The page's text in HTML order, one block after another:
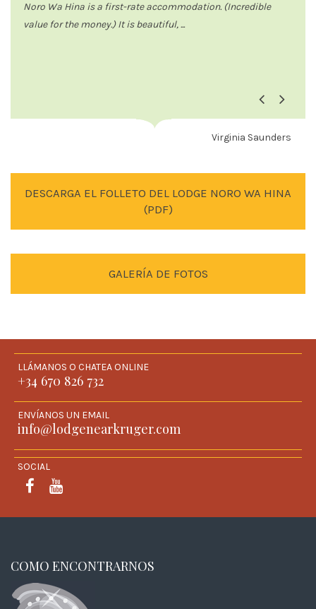
Noro Wa Hina is a first-rate accommodation. (Incredible
value for the money.) It is beautiful, ...
Virginia Saunders
Next
DESCARGA EL FOLLETO DEL LODGE NORO WA HINA
(PDF)
GALERÍA DE FOTOS
LLÁMANOS O CHATEA ONLINE
+34 670 826 732
ENVÍANOS UN EMAIL
info@lodgenearkruger.com
SOCIAL
COMO ENCONTRARNOS